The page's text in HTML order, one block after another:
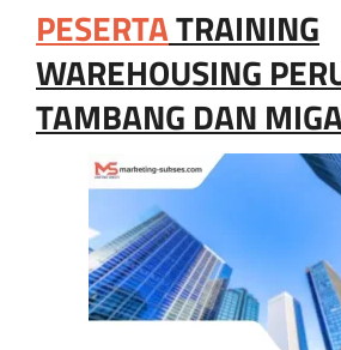
PESERTATRAINING
WAREHOUSING
TAMBANG DAN